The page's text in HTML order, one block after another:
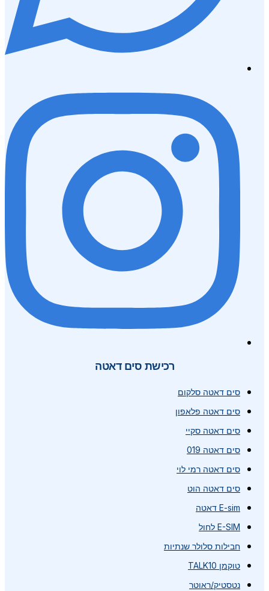
רכישת סים דאטה
סים דאטה סלקום
סים דאטה פלאפון
סים דאטה סקיי
סים דאטה 019
סים דאטה רמי לוי
סים דאטה הוט
E-sim דאטה
E-SIM לחול
חבילות סלולר שנתיות
טוקמן TALK10
נטסטיק/ראוטר